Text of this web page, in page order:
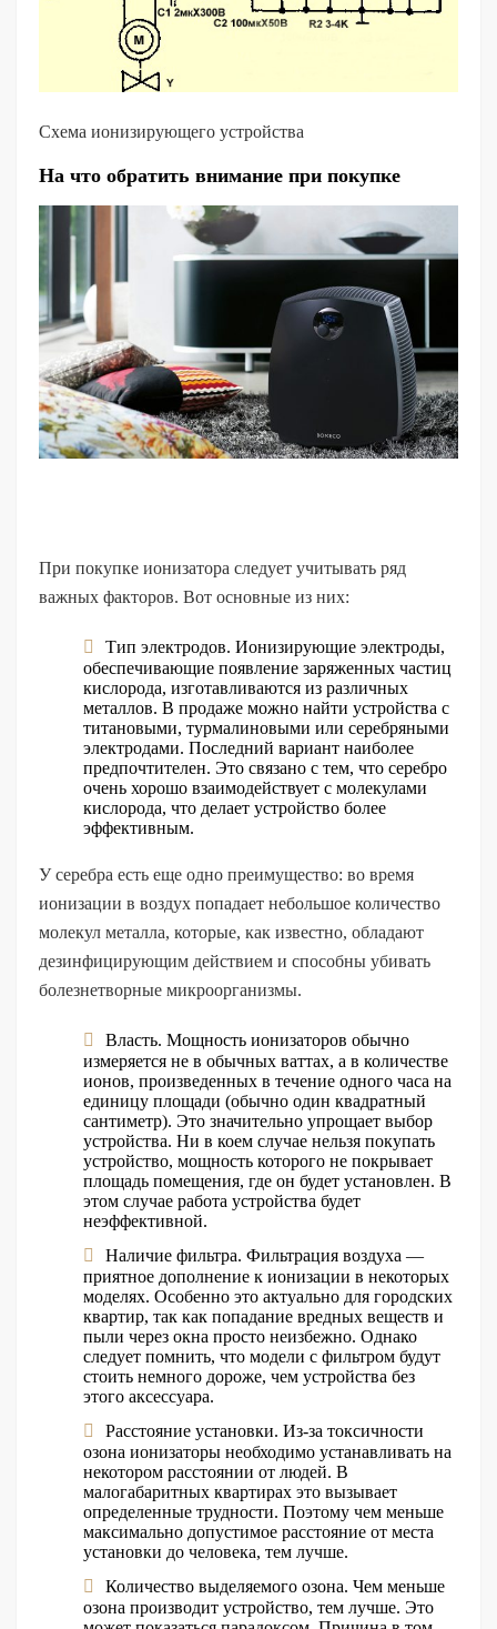
Схема ионизирующего устройства
На что обратить внимание при покупке
При покупке ионизатора следует учитывать ряд
важных факторов. Вот основные из них:
Тип электродов. Ионизирующие электроды,
обеспечивающие появление заряженных частиц
кислорода, изготавливаются из различных
металлов. В продаже можно найти устройства с
титановыми, турмалиновыми или серебряными
электродами. Последний вариант наиболее
предпочтителен. Это связано с тем, что серебро
очень хорошо взаимодействует с молекулами
кислорода, что делает устройство более
эффективным.
У серебра есть еще одно преимущество: во время
ионизации в воздух попадает небольшое количество
молекул металла, которые, как известно, обладают
дезинфицирующим действием и способны убивать
болезнетворные микроорганизмы.
Власть. Мощность ионизаторов обычно
измеряется не в обычных ваттах, а в количестве
ионов, произведенных в течение одного часа на
единицу площади (обычно один квадратный
сантиметр). Это значительно упрощает выбор
устройства. Ни в коем случае нельзя покупать
устройство, мощность которого не покрывает
площадь помещения, где он будет установлен. В
этом случае работа устройства будет
неэффективной.
Наличие фильтра. Фильтрация воздуха —
приятное дополнение к ионизации в некоторых
моделях. Особенно это актуально для городских
квартир, так как попадание вредных веществ и
пыли через окна просто неизбежно. Однако
следует помнить, что модели с фильтром будут
стоить немного дороже, чем устройства без
этого аксессуара.
Расстояние установки. Из-за токсичности
озона ионизаторы необходимо устанавливать на
некотором расстоянии от людей. В
малогабаритных квартирах это вызывает
определенные трудности. Поэтому чем меньше
максимально допустимое расстояние от места
установки до человека, тем лучше.
Количество выделяемого озона. Чем меньше
озона производит устройство, тем лучше. Это